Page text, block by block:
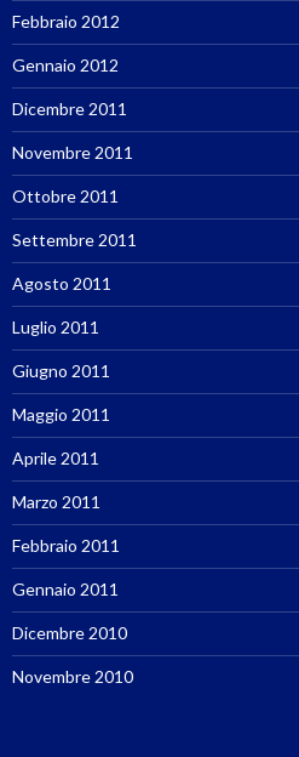
Febbraio 2012
Gennaio 2012
Dicembre 2011
Novembre 2011
Ottobre 2011
Settembre 2011
Agosto 2011
Luglio 2011
Giugno 2011
Maggio 2011
Aprile 2011
Marzo 2011
Febbraio 2011
Gennaio 2011
Dicembre 2010
Novembre 2010